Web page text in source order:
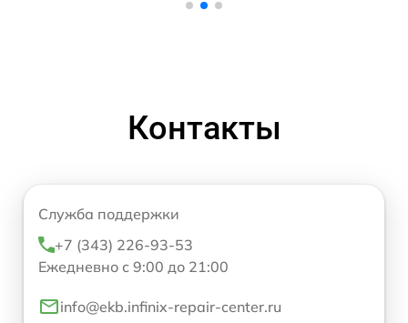
Контакты
Служба поддержки
+7 (343) 226-93-53
Ежедневно с 9:00 до 21:00
info@ekb.infinix-repair-center.ru